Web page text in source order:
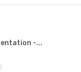
-...